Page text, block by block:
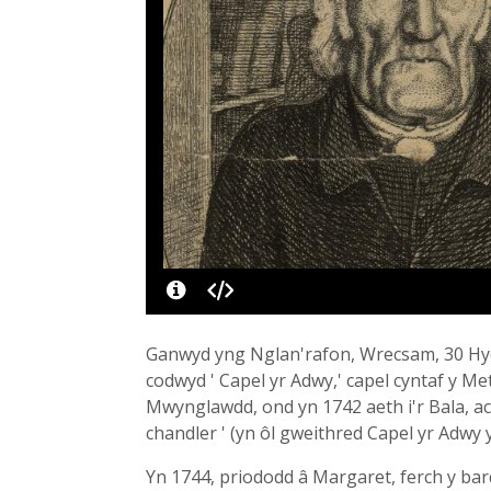
Ganwyd yng Nglan'rafon, Wrecsam, 30
codwyd ' Capel yr Adwy,' capel cyntaf y
Mwynglawdd, ond yn 1742 aeth i'r Bala,
chandler ' (yn ôl gweithred Capel yr Adwy
Yn 1744, priododd â Margaret, ferch y